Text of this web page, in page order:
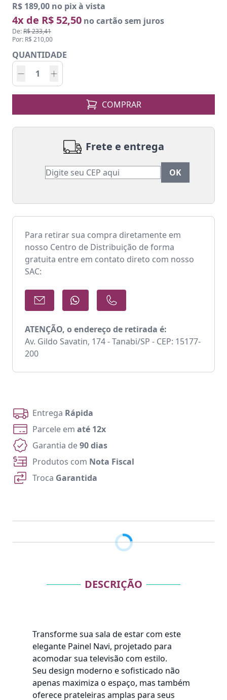
R$ 189,00 no pix à vista
4x de R$ 52,50 no cartão sem juros
De:R$ 233,41
Por: R$ 210,00
QUANTIDADE
COMPRAR
Frete e entrega
Para retirar sua compra diretamente em
nosso Centro de Distribuição de forma
gratuita entre em contato direto com nosso
SAC:
ATENÇÃO, o endereço de retirada é:
Av. Gildo Savatin, 174 - Tanabi/SP - CEP: 15177-
200
Entrega Rápida
Parcele em até 12x
Garantia de90 dias
Produtos com Nota Fiscal
Troca Garantida
DESCRIÇÃO
Transforme sua sala de estar com este
elegante Painel Navi, projetado para
acomodar sua televisão com estilo.
Seu design moderno e sofisticado não
apenas maximiza o espaço, mas também
oferece prateleiras amplas para seus